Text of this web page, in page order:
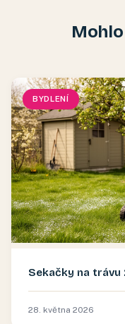
BYDLENÍ
Sekačky na trávu
28. května 2026